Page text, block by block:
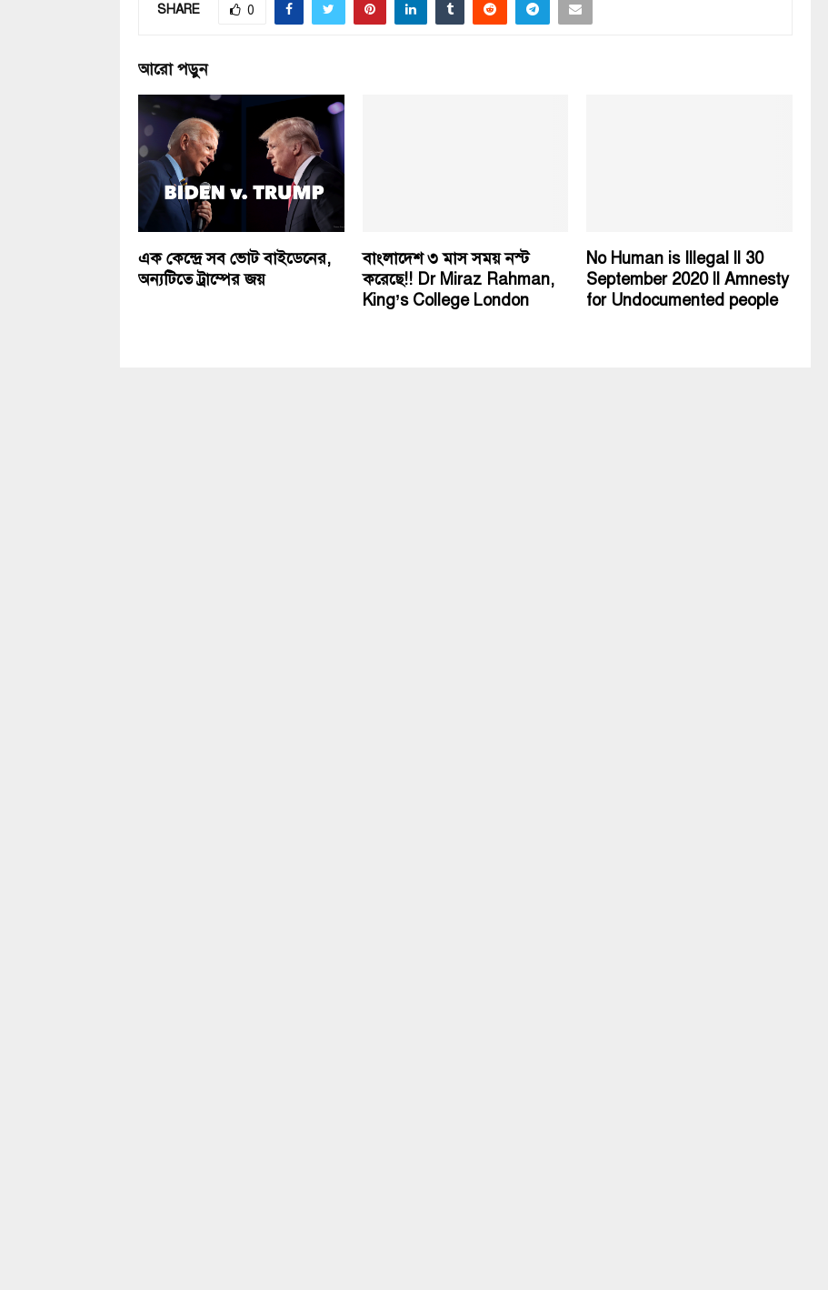
SHARE 0
আরো পড়ুন
এক কেন্দ্রে সব ভোট বাইডেনের,
অন্যটিতে ট্রাম্পের জয়
বাংলাদেশ ৩ মাস সময় নস্ট
করেছে!! Dr Miraz Rahman,
King’s College London
No Human is Illegal ll 30
September 2020 ll Amnesty
for Undocumented people